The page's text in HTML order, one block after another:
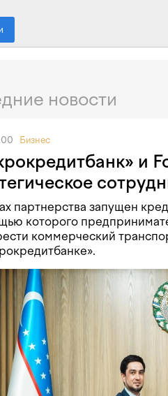
новости
Бизнес
и
партнерства запущен
которого
коммерческий